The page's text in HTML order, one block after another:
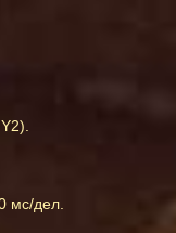
мс/дел.